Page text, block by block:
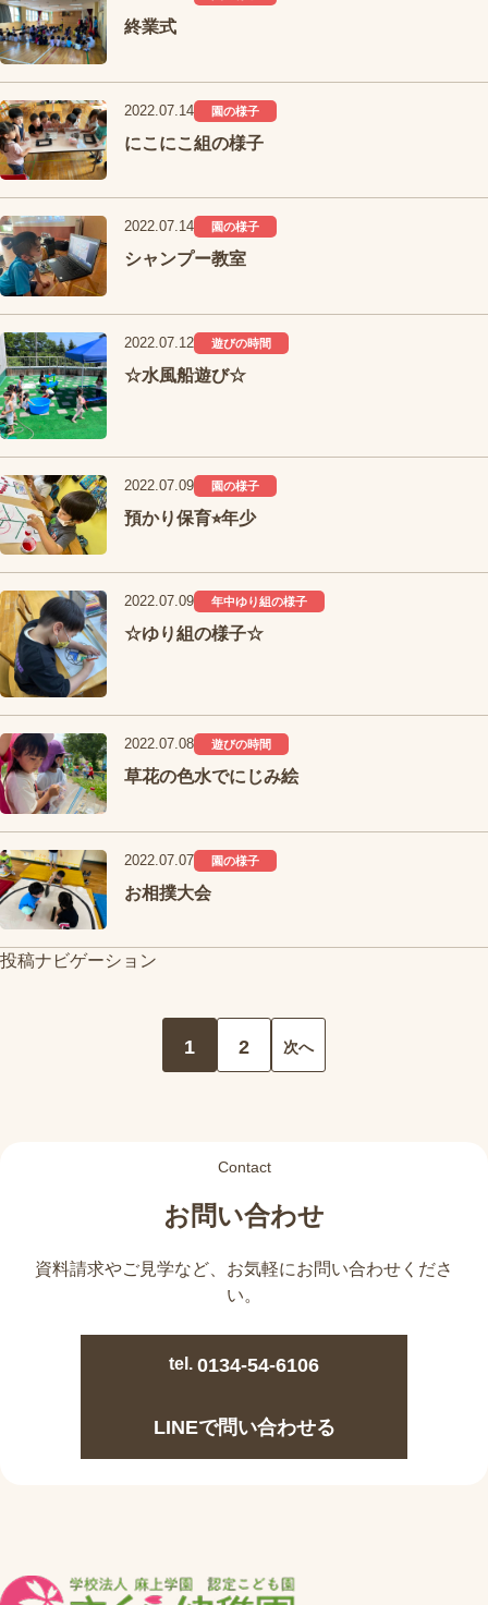
終業式
2022.07.14 園の様子
にこにこ組の様子
2022.07.14 園の様子
シャンプー教室
2022.07.12 遊びの時間
☆水風船遊び☆
2022.07.09 園の様子
預かり保育⭐︎年少
2022.07.09 年中ゆり組の様子
☆ゆり組の様子☆
2022.07.08 遊びの時間
草花の色水でにじみ絵
2022.07.07 園の様子
お相撲大会
投稿ナビゲーション
1 2 次へ
Contact
お問い合わせ
資料請求やご見学など、 お気軽にお問い合わせくださ
い。
tel. 0134-54-6106
LINEで問い合わせる